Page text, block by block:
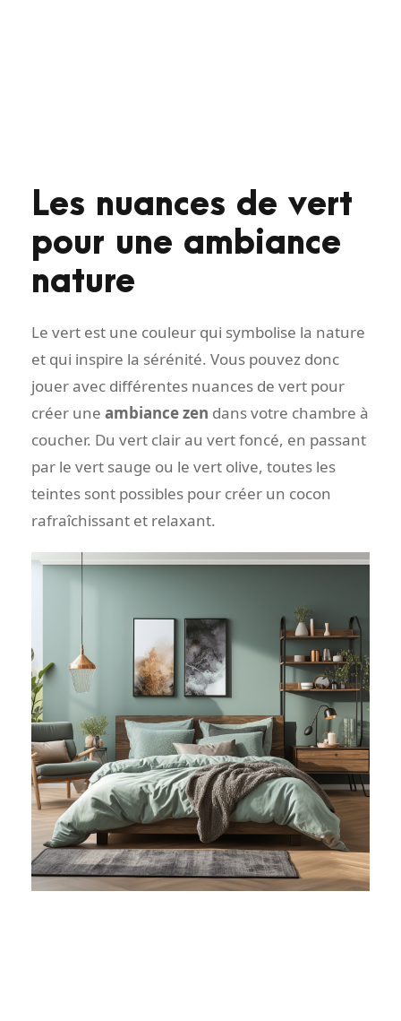
Les nuances de vert
pour une ambiance
nature
Le vert est une couleur qui symbolise la nature
et qui inspire la sérénité. Vous pouvez donc
jouer avec différentes nuances de vert pour
créer une ambiance zen dans votre chambre à
coucher. Du vert clair au vert foncé, en passant
par le vert sauge ou le vert olive, toutes les
teintes sont possibles pour créer un cocon
rafraîchissant et relaxant.